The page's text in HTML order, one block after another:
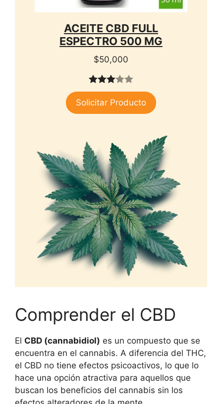
ACEITE CBD FULL
ESPECTRO 500 MG
$50,000
3.00
de 5
Solicitar Producto
Comprender el CBD
El CBD (cannabidiol) es un compuesto que se
encuentra en el cannabis. A diferencia del THC,
el CBD no tiene efectos psicoactivos, lo que lo
hace una opción atractiva para aquellos que
buscan los beneficios del cannabis sin los